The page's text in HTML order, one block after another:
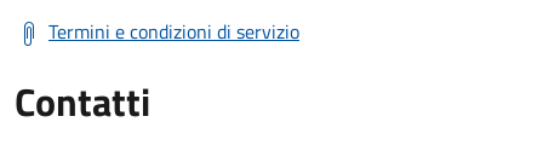
Termini e condizioni di servizio
Contatti